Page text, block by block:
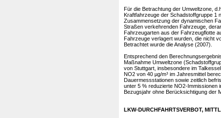
Für die Betrachtung der Umweltzone,
Kraftfahrzeuge der Schadstoffgruppe 1
Zusammensetzung der dynamischen
Straßen verkehrenden Fahrzeuge,
Fahrzeugarten aus der Fahrzeugflotte
Fahrzeuge verlagert wurden, die nicht
Betrachtet wurde die Analyse (2007).
Entsprechend den
Maßnahme Umweltzone
von Stuttgart, insbesondere im
NO2 von 40 µg/m³ im Jahresmittel
Dauermessstationen sowie zeitlich
unter 5 % reduzierte NO2-Immissionen
Bezugsjahr ohne Berücksichtigung der
LKW-DURCHFAHRTSVERBOT,